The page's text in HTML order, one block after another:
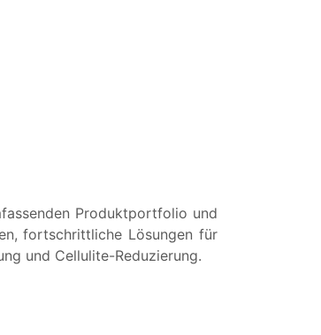
Produktportfolio und
fortschrittliche Lösungen für
und Cellulite-Reduzierung.